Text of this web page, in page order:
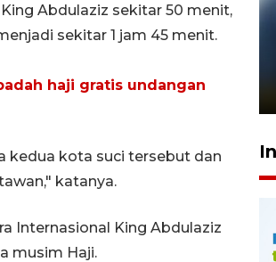
Abdulaziz sekitar 50 menit,
sekitar 1 jam 45 menit.
haji gratis undangan
kedua kota suci tersebut dan
katanya.
Internasional King Abdulaziz
musim Haji.
Filaha Farm setia
05:47